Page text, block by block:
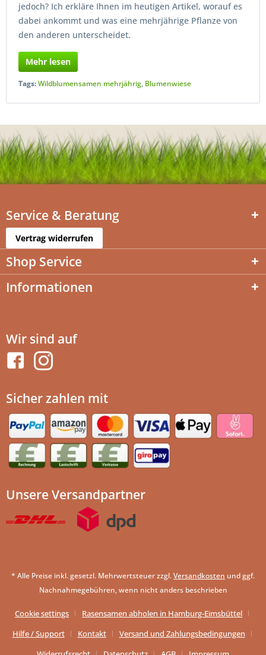
jedoch? Ich erkläre Ihnen im heutigen Artikel, worauf es
dabei ankommt und was eine mehrjährige Pflanze von
den anderen unterscheidet.
Mehr lesen
Tags:Wildblumensamen mehrjährig, Blumenwiese
Service & Beratung
Vertrag widerrufen
Shop Service
Informationen
Wir sind auf
Sicher zahlen mit
Unsere Versandpartner
* Alle Preise inkl. gesetzl. Mehrwertsteuer zzgl.Versandkosten und ggf.
Nachnahmegebühren, wenn nicht anders beschrieben
Cookie settings
Rasensamen abholen in Hamburg-Eimsbüttel
Hilfe / Support
Kontakt
Versand und Zahlungsbedingungen